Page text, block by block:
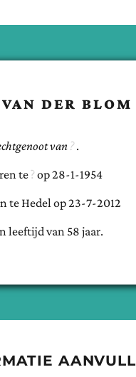
VAN DER BLOM
van
.
te op28-1-1954
te Hedel op23-7-2012
leeftijd van 58 jaar.